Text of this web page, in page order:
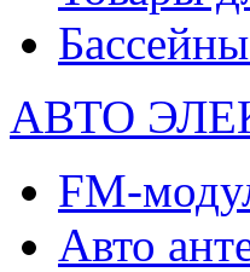
Бассейны
АВТО
FM-
Авто